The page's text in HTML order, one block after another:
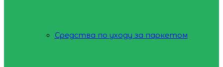
Средства по уходу за паркетом